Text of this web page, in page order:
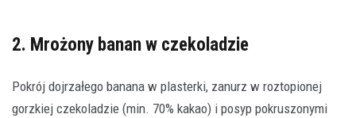
2. Mrożony banan w czekoladzie
Pokrój dojrzałego banana w plasterki, zanurz w roztopionej
gorzkiej czekoladzie (min. 70% kakao) i posyp pokruszonymi